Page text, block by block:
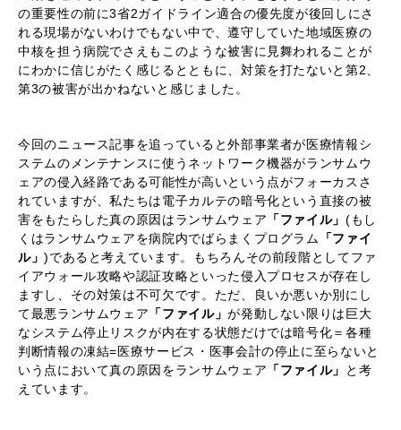
の重要性の前に3省2ガイドライン適合の優先度が後回しにさ
れる現場がないわけでもない中で、遵守していた地域医療の
中核を担う病院でさえもこのような被害に見舞われることが
にわかに信じがたく感じるとともに、対策を打たないと第2、
第3の被害が出かねないと感じました。
今回のニュース記事を追っていると外部事業者が医療情報シ
ステムのメンテナンスに使うネットワーク機器がランサムウ
ェアの侵入経路である可能性が高いという点がフォーカスさ
れていますが、私たちは電子カルテの暗号化という直接の被
害をもたらした真の原因はランサムウェア 「ファイル」(もし
くはランサムウェアを病院内でばらまくプログラム
「ファイ
ル」)であると考えています。もちろんその前段階としてファ
イアウォール攻略や認証攻略といった侵入プロセスが存在し
ますし、その対策は不可欠です。ただ、良いか悪いか別にし
て最悪ランサムウェア 「ファイル」が発動しない限りは巨大
なシステム停止リスクが内在する状態だけでは暗号化＝各種
判断情報の凍結=医療サービス・医事会計の停止に至らないと
いう点において真の原因をランサムウェア 「ファイル」
と考
えています。